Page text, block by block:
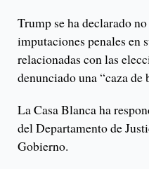
Trump se ha declarado
imputaciones penales en
relacionadas con las
denunciado una “caza de
La Casa Blanca ha
del Departamento de
Gobierno.